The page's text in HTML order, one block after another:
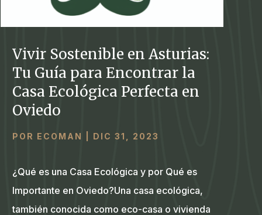
Vivir Sostenible en Asturias:
Tu Guía para Encontrar la
Casa Ecológica Perfecta en
Oviedo
POR ECOMAN DIC 31, 2023
¿Qué es una Casa Ecológica y por Qué es
Importante en Oviedo?Una casa ecológica,
también conocida como eco-casa o vivienda